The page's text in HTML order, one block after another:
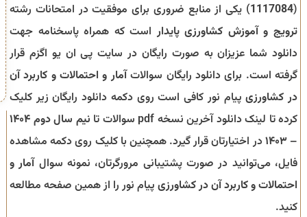
(
1117084) یکی از منابع ضروری برای موفقیت در امتحانات رشته
ترویج و آموزش کشاورزی پایداراست که همراه پاسخنامه جهت
دانلود شما عزیزان به صورت رایگان در سایت پی ان یو اگزم قرار
گرفته است. برای دانلود رایگان سوالاتآمار و احتمالات و کاربرد آن
در کشاورزیپیام نور کافی است روی دکمه دانلود رایگان زیر کلیک
کرده تا لینک دانلود آخرین نسخه pdf سوالات تا
نیم سال دوم ۱۴۰۴
– ۱۴۰۳
در اختیارتان قرار گیرد. همچنین با کلیک روی دکمه مشاهده
فایل، می‌توانید در صورت پشتیبانی مرورگرتان، نمونه سوالآمار و
احتمالات و کاربرد آن در کشاورزی پیام نور را از همین صفحه مطالعه
کنید.